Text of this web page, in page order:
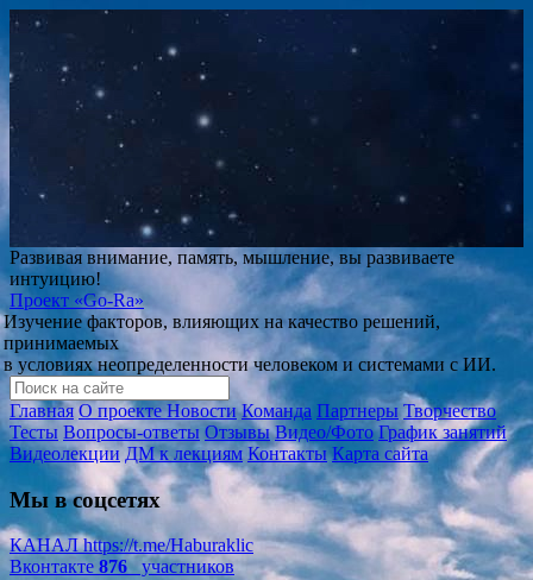
Развивая внимание, память, мышление, вы развиваете
интуицию!
Проект «Go-Ra»
Изучение факторов, влияющих на качество решений,
принимаемых
в условиях неопределенности человеком и системами с ИИ.
Главная О проектеНовости Команда Партнеры Творчество
Тесты Вопросы-ответы Отзывы Видео/Фото График занятий
Видеолекции ДМ к лекциям Контакты Карта сайта
Мы в соцсетях
КАНАЛhttps://t.me/Haburaklic
Вконтакте 876участников